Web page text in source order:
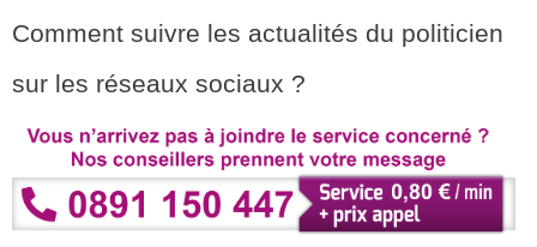
Comment suivre les actualités du politicien
sur les réseaux sociaux ?